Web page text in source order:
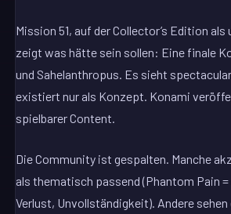
Mission 51, auf der Collector’s Edition
zeigt was hätte sein sollen: Eine finale
und Sahelanthropus. Es sieht
existiert nur als Konzept. Konami
spielbarer Content.
Die Community ist gespalten. Manche
als thematisch passend (Phantom Pain =
Verlust, Unvollständigkeit). Andere